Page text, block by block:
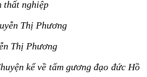
thất nghiệp
Thị Phương
Thị Phương
kể về tấm gương đạo đức Hồ